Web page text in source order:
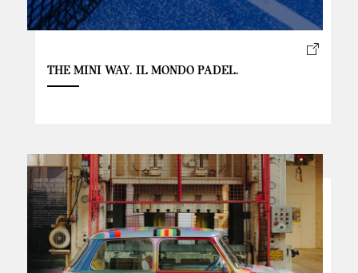
THE MINI WAY. IL MONDO PADEL.